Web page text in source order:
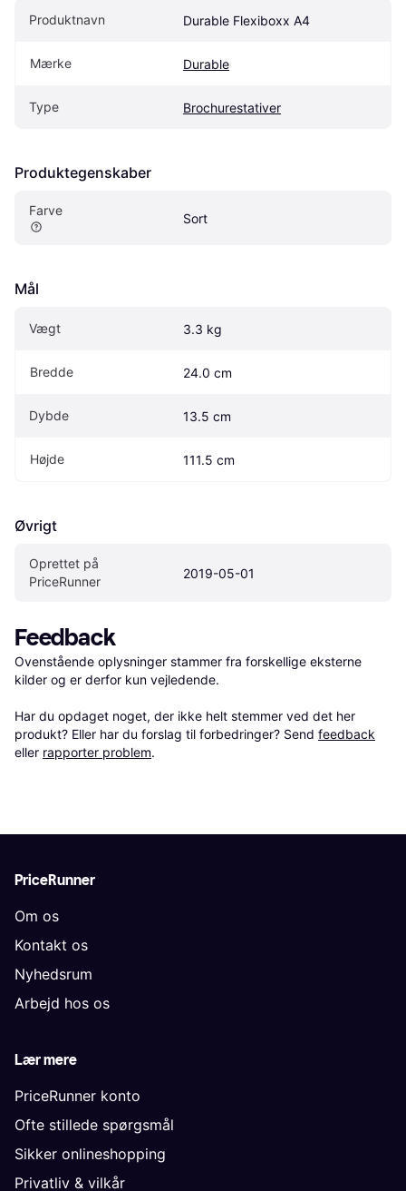
Produktnavn Durable Flexiboxx A4
Mærke Durable
Type Brochurestativer
Produktegenskaber
Farve
Sort
Mål
Vægt 3.3 kg
Bredde 24.0 cm
Dybde 13.5 cm
Højde 111.5 cm
Øvrigt
Oprettet på
PriceRunner
2019-05-01
Feedback
Ovenstående oplysninger stammer fra forskellige eksterne
kilder og er derfor kun vejledende.
Har du opdaget noget, der ikke helt stemmer ved det her
produkt? Eller har du forslag til forbedringer? Send feedback
eller rapporter problem.
PriceRunner
Om os
Kontakt os
Nyhedsrum
Arbejd hos os
Lær mere
PriceRunner konto
Ofte stillede spørgsmål
Sikker onlineshopping
Privatliv & vilkår